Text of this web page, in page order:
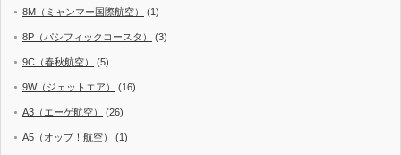
8M（ミャンマー国際航空） (1)
8P（パシフィックコースタ） (3)
9C（春秋航空） (5)
9W（ジェットエア） (16)
A3（エーゲ航空） (26)
A5（オップ！航空） (1)